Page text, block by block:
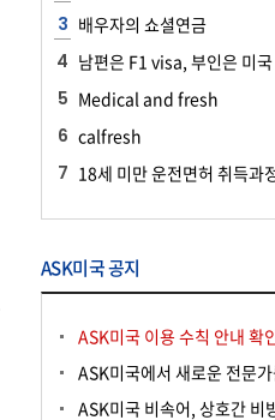
배우자의 쇼셜연금
남편은 F1 visa, 부인은 미국 시민권자
Medical and fresh
calfresh
18세 미만 운전면허 취득과
ASK미국 공지
ASK미국 이용 수칙 안내 확
ASK미국에서 새로운 전문
ASK미국 비속어, 상호간 비